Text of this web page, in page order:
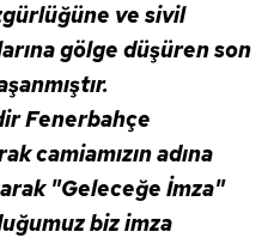
ve sivil
gölge düşüren son
Fenerbahçe
camiamızın adına
"Geleceğe İmza"
biz imza